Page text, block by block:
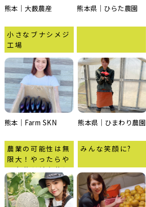
熊本｜大薮農産
小さなブナシメジ
工場
熊本県｜ひらた農園
熊本｜Farm SKN
農業の可能性は無
限大！やったらや
った分だけ自分に
返ってくる
熊本県｜ひまわり農園
みんな笑顔に?